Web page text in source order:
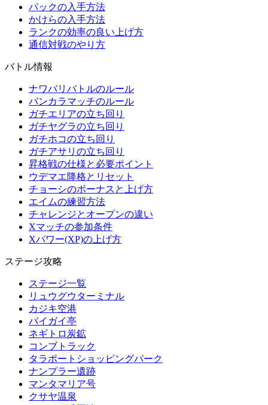
パックの入手方法
かけらの入手方法
ランクの効率の良い上げ方
通信対戦のやり方
バトル情報
ナワバリバトルのルール
バンカラマッチのルール
ガチエリアの立ち回り
ガチヤグラの立ち回り
ガチホコの立ち回り
ガチアサリの立ち回り
昇格戦の仕様と必要ポイント
ウデマエ降格とリセット
チョーシのボーナスと上げ方
エイムの練習方法
チャレンジとオープンの違い
Xマッチの参加条件
Xパワー(XP)の上げ方
ステージ攻略
ステージ一覧
リュウグウターミナル
カジキ空港
バイガイ亭
ネギトロ炭鉱
コンブトラック
タラポートショッピングパーク
ナンプラー遺跡
マンタマリア号
クサヤ温泉